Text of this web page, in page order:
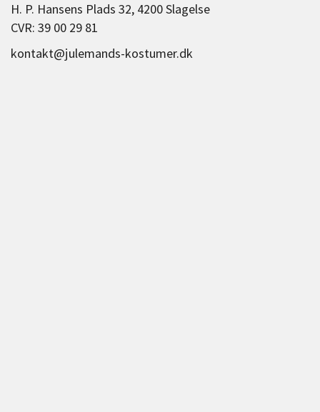
H. P. Hansens Plads 32, 4200 Slagelse
CVR: 39 00 29 81
kontakt@julemands-kostumer.dk